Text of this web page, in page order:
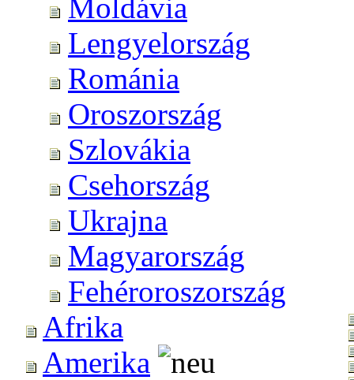
Moldávia
Lengyelország
Románia
Oroszország
Szlovákia
Csehország
Ukrajna
Magyarország
Fehéroroszország
Afrika
Amerika